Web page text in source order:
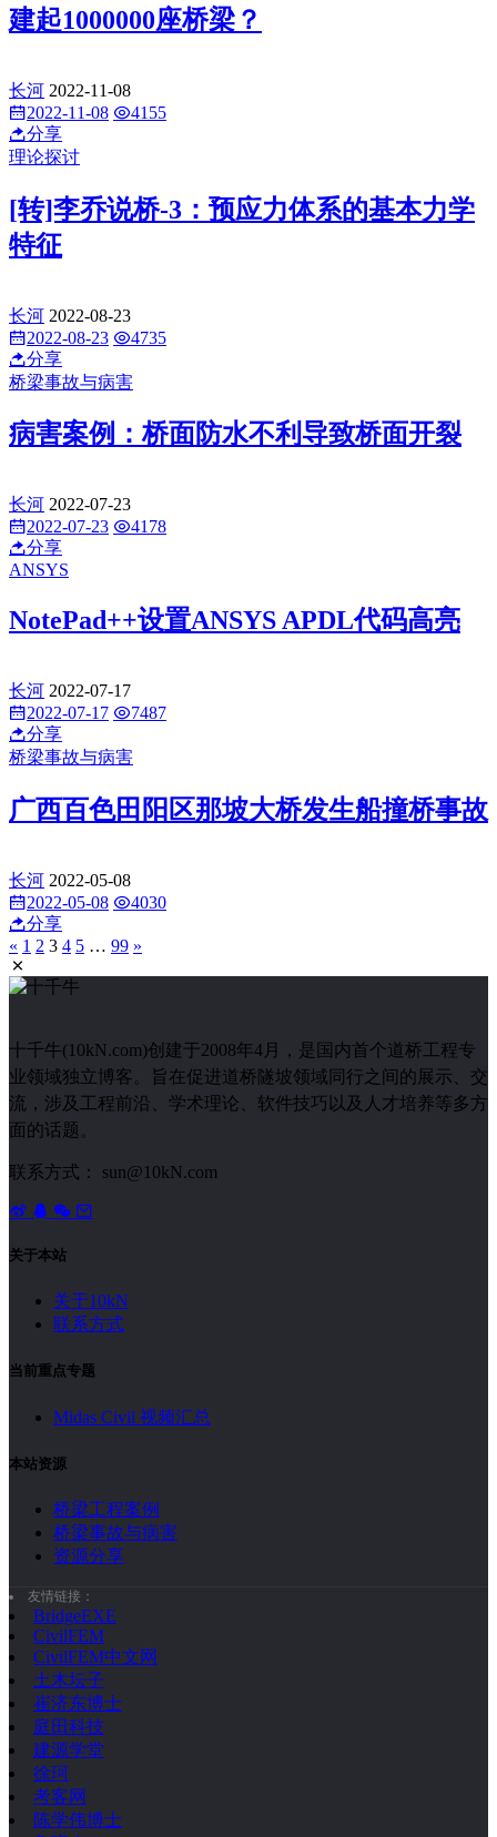
建起1000000座桥梁？
长河 2022-11-08
2022-11-08
4155
分享
理论探讨
[转]李乔说桥-3：预应力体系的基本力学
特征
长河 2022-08-23
2022-08-23
4735
分享
桥梁事故与病害
病害案例：桥面防水不利导致桥面开裂
长河 2022-07-23
2022-07-23
4178
分享
ANSYS
NotePad++设置ANSYS APDL代码高亮
长河 2022-07-17
2022-07-17
7487
分享
桥梁事故与病害
广西百色田阳区那坡大桥发生船撞桥事故
长河 2022-05-08
2022-05-08
4030
分享
« 1 2 3 4 5 … 99 »
十千牛(10kN.com)创建于2008年4月，是国内首个道桥工程专
业领域独立博客。旨在促进道桥隧坡领域同行之间的展示、交
流，涉及工程前沿、学术理论、软件技巧以及人才培养等多方
面的话题。
联系方式： sun@10kN.com
关于本站
关于10kN
联系方式
当前重点专题
Midas Civil 视频汇总
本站资源
桥梁工程案例
桥梁事故与病害
资源分享
友情链接：
BridgeEXE
CivilFEM
CivilFEM中文网
土木坛子
崔济东博士
庭田科技
建源学堂
徐珂
考客网
陈学伟博士